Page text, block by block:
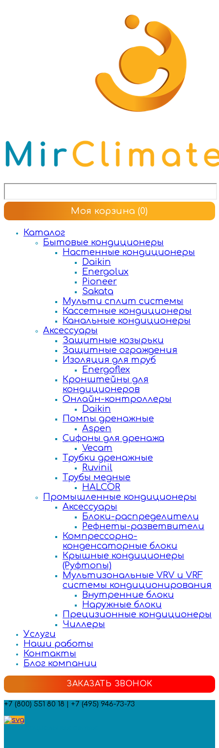
Моя корзина (0)
Каталог
Бытовые кондиционеры
Настенные кондиционеры
Daikin
Energolux
Pioneer
Sakata
Мульти сплит системы
Кассетные кондиционеры
Канальные кондиционеры
Аксессуары
Защитные козырьки
Защитные ограждения
Изоляция для труб
Energoflex
Кронштейны для
кондиционеров
Онлайн-контроллеры
Daikin
Помпы дренажные
Aspen
Сифоны для дренажа
Vecam
Трубки дренажные
Ruvinil
Трубы медные
HALCOR
Промышленные кондиционеры
Аксессуары
Блоки-распределители
Рефнеты-разветвители
Компрессорно-
конденсаторные блоки
Крышные кондиционеры
(Руфтопы)
Мультизональные VRV и VRF
системы кондиционирования
Внутренние блоки
Наружные блоки
Прецизионные кондиционеры
Чиллеры
Услуги
Наши работы
Контакты
Блог компании
ЗАКАЗАТЬ ЗВОНОК
+7 (800) 551 80 18 | +7 (495) 946-73-73